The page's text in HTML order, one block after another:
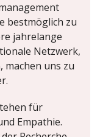
bestmöglich zu
jahrelange
Netzwerk,
machen uns zu
für
Empathie.